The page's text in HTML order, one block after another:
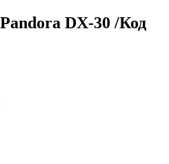
DX-30 /Код